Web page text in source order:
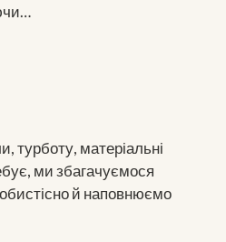
турботу, матеріальні
ми збагачуємося
й наповнюємо